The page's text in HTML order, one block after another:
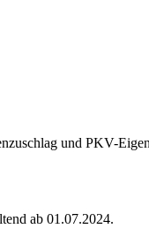
und PKV-
ab 01.07.2024.